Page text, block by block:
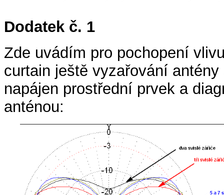
Dodatek č. 1
Zde uvádím pro pochopení
curtain ještě vyzařování
napájen prostřední prvek a
anténou: